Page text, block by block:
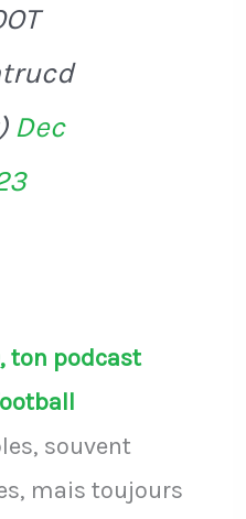
Dec
ton podcast
souvent
mais toujours